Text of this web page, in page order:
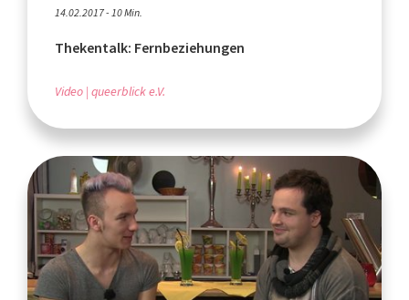
14.02.2017 - 10 Min.
Thekentalk: Fernbeziehungen
Video queerblick e.V.